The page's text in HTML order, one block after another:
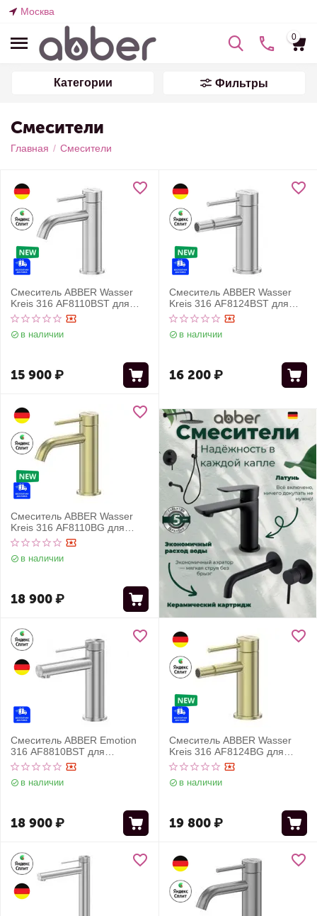
Москва
0
Категории Фильтры
Смесители
Главная / Смесители
Смеситель ABBER Wasser
Kreis 316 AF8110BST для
раковины, сталь
брашированная
в наличии
15 900₽
Смеситель ABBER Wasser
Kreis 316 AF8124BST для
биде, сталь брашированная
в наличии
16 200₽
Смеситель ABBER Wasser
Kreis 316 AF8110BG для
раковины, золото
брашированное
в наличии
18 900₽
Смеситель ABBER Emotion
316 AF8810BST для
раковины, брашированная
сталь
в наличии
18 900₽
Смеситель ABBER Wasser
Kreis 316 AF8124BG для
биде, золото брашированное
в наличии
19 800₽